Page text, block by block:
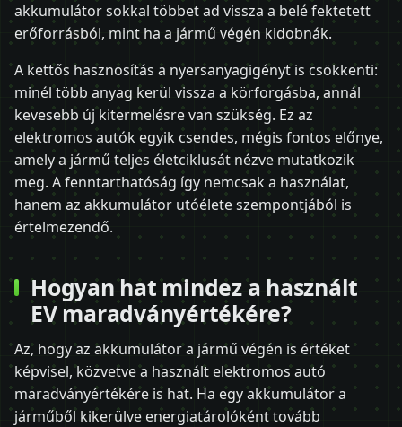
akkumulátor sokkal többet ad vissza a belé fektetett
erőforrásból, mint ha a jármű végén kidobnák.
A kettős hasznosítás a nyersanyagigényt is csökkenti:
minél több anyag kerül vissza a körforgásba, annál
kevesebb új kitermelésre van szükség. Ez az
elektromos autók egyik csendes, mégis fontos előnye,
amely a jármű teljes életciklusát nézve mutatkozik
meg. A fenntarthatóság így nemcsak a használat,
hanem az akkumulátor utóélete szempontjából is
értelmezendő.
Hogyan hat mindez a használt
EV maradványértékére?
Az, hogy az akkumulátor a jármű végén is értéket
képvisel, közvetve a használt elektromos autó
maradványértékére is hat. Ha egy akkumulátor a
járműből kikerülve energiatárolóként tovább